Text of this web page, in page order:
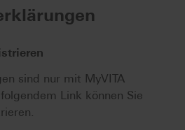
sind nur mit MyVITA
Link können Sie